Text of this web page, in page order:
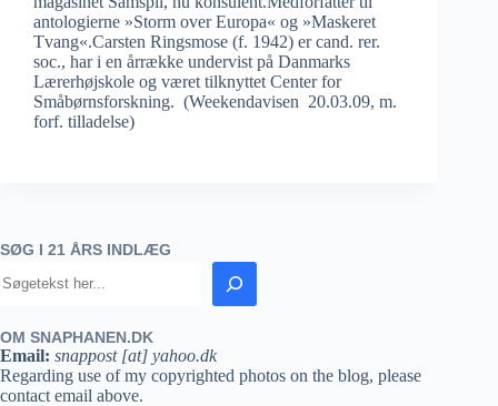
antologierne »Storm over Europa« og »Maskeret
Tvang«.Carsten Ringsmose (f. 1942) er cand. rer.
soc., har i en årrække undervist på Danmarks
Lærerhøjskole og været tilknyttet Center for
Småbørnsforskning. (Weekendavisen 20.03.09, m.
forf. tilladelse)
SØG I 21 ÅRS INDLÆG
OM SNAPHANEN.DK
Email: snappost [at] yahoo.dk
Regarding use of my copyrighted photos on the blog, please
contact email above.